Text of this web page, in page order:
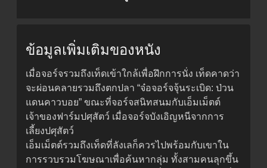
ข้อมูลเพิ่มเติมของหนัง
เมื่อจอร์จรวมถึงเท็ดเข้าใกล้เพื่อฝึกการนั่ง เท็ดคาดว่า
จะผ่อนคลายรวมถึงตกปลา “จ๋อจอร์จจุ้นระเบิด: ป่วน
แดนคาวบอย” ขณะที่จอร์จสนิทสนมกับเอ็มเม็ตต์
เจ้าของฟาร์มปศุสัตว์ เมื่อจอร์จบังเอิญหนีจากการ
เลี้ยงปศุสัตว์
เอ็มเม็ตต์รวมถึงเท็ดที่ลังเลก็ควรไปพร้อมกับเขาใน
การรวบรวมโฆษณาเพื่อค้นหากลุ่ม ทั้งสามคนลุกขึ้น